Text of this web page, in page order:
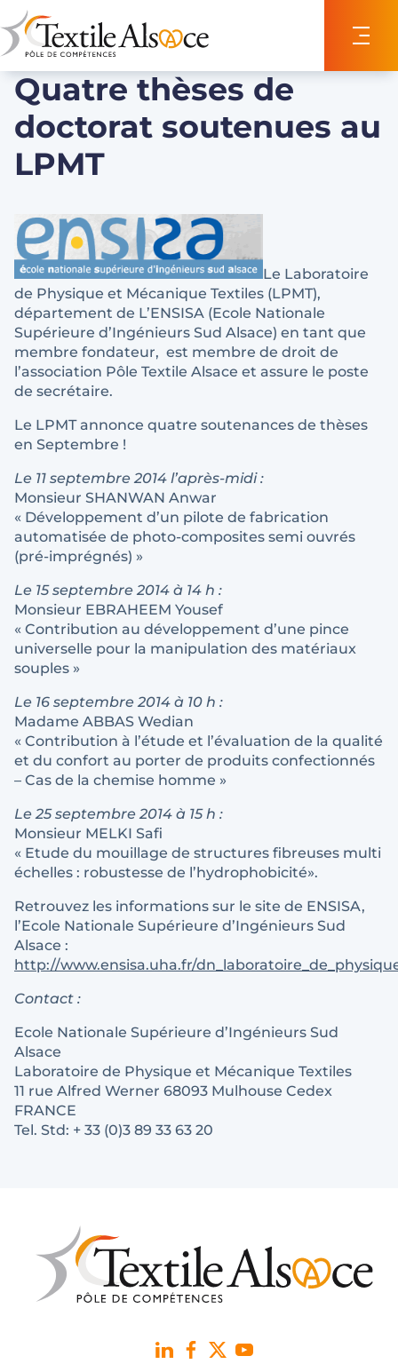
Quatre thèses de
doctorat soutenues au
LPMT
Le Laboratoire
de Physique et Mécanique Textiles (LPMT),
département de L’ENSISA (Ecole Nationale
Supérieure d’Ingénieurs Sud Alsace) en tant que
membre fondateur, est membre de droit de
l’association Pôle Textile Alsace et assure le poste
de secrétaire.
Le LPMT annonce quatre soutenances de thèses
en Septembre !
Le 11 septembre 2014 l’après-midi :
Monsieur SHANWAN Anwar
« Développement d’un pilote de fabrication
automatisée de photo-composites semi ouvrés
(pré-imprégnés) »
Le 15 septembre 2014 à 14 h :
Monsieur EBRAHEEM Yousef
« Contribution au développement d’une pince
universelle pour la manipulation des matériaux
souples »
Le 16 septembre 2014 à 10 h :
Madame ABBAS Wedian
« Contribution à l’étude et l’évaluation de la qualité
et du confort au porter de produits confectionnés
– Cas de la chemise homme »
Le 25 septembre 2014 à 15 h :
Monsieur MELKI Safi
« Etude du mouillage de structures fibreuses multi
échelles : robustesse de l’hydrophobicité».
Retrouvez les informations sur le site de ENSISA,
l’Ecole Nationale Supérieure d’Ingénieurs Sud
Alsace :
http://www.ensisa.uha.fr/
Contact :
Ecole Nationale Supérieure d’Ingénieurs Sud
Alsace
Laboratoire de Physique et Mécanique Textiles
11 rue Alfred Werner 68093 Mulhouse Cedex
FRANCE
Tel. Std: + 33 (0)3 89 33 63 20
Panneau de gestion des cookies